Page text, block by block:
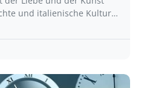
und italienische Kultur…